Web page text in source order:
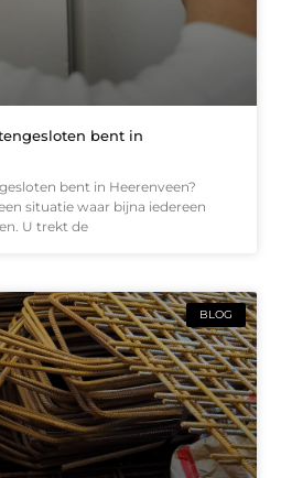
bent in
bent in Heerenveen?
situatie waar bijna iedereen
U trekt de
BLOG